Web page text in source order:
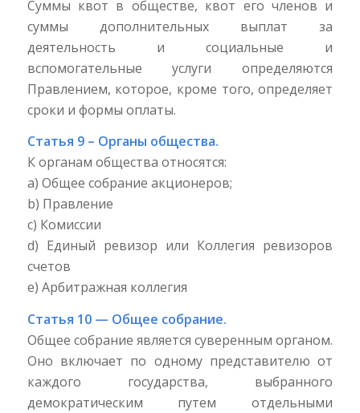
Суммы квот в обществе, квот его членов и
суммы дополнительных выплат за
деятельность и социальные и
вспомогательные услуги определяются
Правлением, которое, кроме того, определяет
сроки и формы оплаты.
Статья 9 – Органы общества.
К органам общества относятся:
a) Общее собрание акционеров;
b) Правление
c) Комиссии
d) Единый ревизор или Коллегия ревизоров
счетов
e) Арбитражная коллегия
Статья 10 — Общее собрание.
Общее собрание является суверенным органом.
Оно включает по одному представителю от
каждого государства, выбранного
демократическим путем отдельными